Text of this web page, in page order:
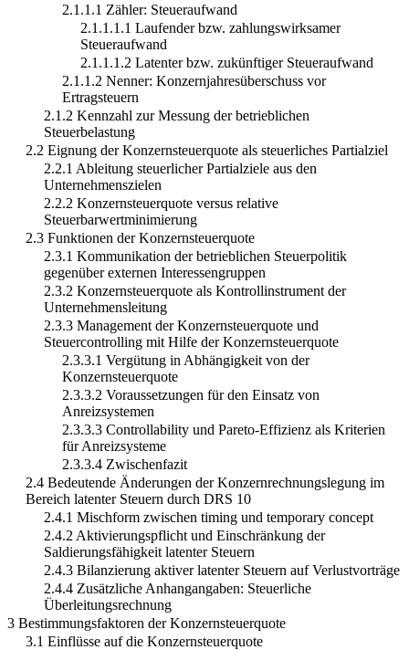
2.1.1.1 Zähler: Steueraufwand
2.1.1.1.1 Laufender bzw. zahlungswirksamer
Steueraufwand
2.1.1.1.2 Latenter bzw. zukünftiger Steueraufwand
2.1.1.2 Nenner: Konzernjahresüberschuss vor
Ertragsteuern
2.1.2 Kennzahl zur Messung der betrieblichen
Steuerbelastung
2.2 Eignung der Konzernsteuerquote als steuerliches Partialziel
2.2.1 Ableitung steuerlicher Partialziele aus den
Unternehmenszielen
2.2.2 Konzernsteuerquote versus relative
Steuerbarwertminimierung
2.3 Funktionen der Konzernsteuerquote
2.3.1 Kommunikation der betrieblichen Steuerpolitik
gegenüber externen Interessengruppen
2.3.2 Konzernsteuerquote als Kontrollinstrument der
Unternehmensleitung
2.3.3 Management der Konzernsteuerquote und
Steuercontrolling mit Hilfe der Konzernsteuerquote
2.3.3.1 Vergütung in Abhängigkeit von der
Konzernsteuerquote
2.3.3.2 Voraussetzungen für den Einsatz von
Anreizsystemen
2.3.3.3 Controllability und Pareto-Effizienz als Kriterien
für Anreizsysteme
2.3.3.4 Zwischenfazit
2.4 Bedeutende Änderungen der Konzernrechnungslegung im
Bereich latenter Steuern durch DRS 10
2.4.1 Mischform zwischen timing und temporary concept
2.4.2 Aktivierungspflicht und Einschränkung der
Saldierungsfähigkeit latenter Steuern
2.4.3 Bilanzierung aktiver latenter Steuern auf Verlustvorträge
2.4.4 Zusätzliche Anhangangaben: Steuerliche
Überleitungsrechnung
3 Bestimmungsfaktoren der Konzernsteuerquote
3.1 Einflüsse auf die Konzernsteuerquote